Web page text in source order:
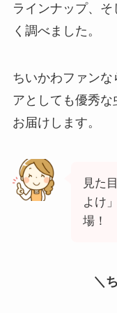
ラインナップ、
く調べました。
ちいかわファンな
アとしても優秀な
お届けします。
見た
よけ
場！
＼